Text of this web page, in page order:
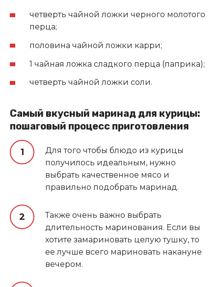
четверть чайной ложки черного молотого
перца;
половина чайной ложки карри;
1 чайная ложка сладкого перца (паприка);
четверть чайной ложки соли.
Самый вкусный маринад для курицы:
пошаговый процесс приготовления
Для того чтобы блюдо из курицы
получилось идеальным, нужно
выбрать качественное мясо и
правильно подобрать маринад.
Также очень важно выбрать
длительность маринования. Если вы
хотите замариновать целую тушку, то
ее лучше всего мариновать накануне
вечером.